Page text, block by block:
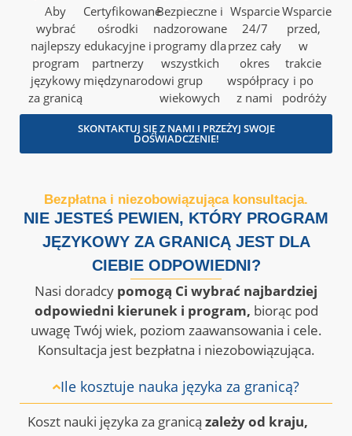
Aby
wybrać
najlepszy
program
językowy
za granicą
Certyfikowane
ośrodki
edukacyjne i
partnerzy
międzynarodowi
Bezpieczne i
nadzorowane
programy dla
wszystkich
grup
wiekowych
Wsparcie
24/7
przez cały
okres
współpracy
z nami
Wsparcie
przed,
w
trakcie
i po
podróży
SKONTAKTUJ SIĘ Z NAMI I PRZEŻYJ SWOJE
DOŚWIADCZENIE!
Bezpłatna i niezobowiązująca konsultacja.
NIE JESTEŚ PEWIEN, KTÓRY PROGRAM
JĘZYKOWY ZA GRANICĄ JEST DLA
CIEBIE ODPOWIEDNI?
Nasi doradcy pomogą Ci wybrać najbardziej
odpowiedni kierunek i program, biorąc pod
uwagę Twój wiek, poziom zaawansowania i cele.
Konsultacja jest bezpłatna i niezobowiązująca.
Ile kosztuje nauka języka za granicą?
Koszt nauki języka za granicą zależy od kraju,